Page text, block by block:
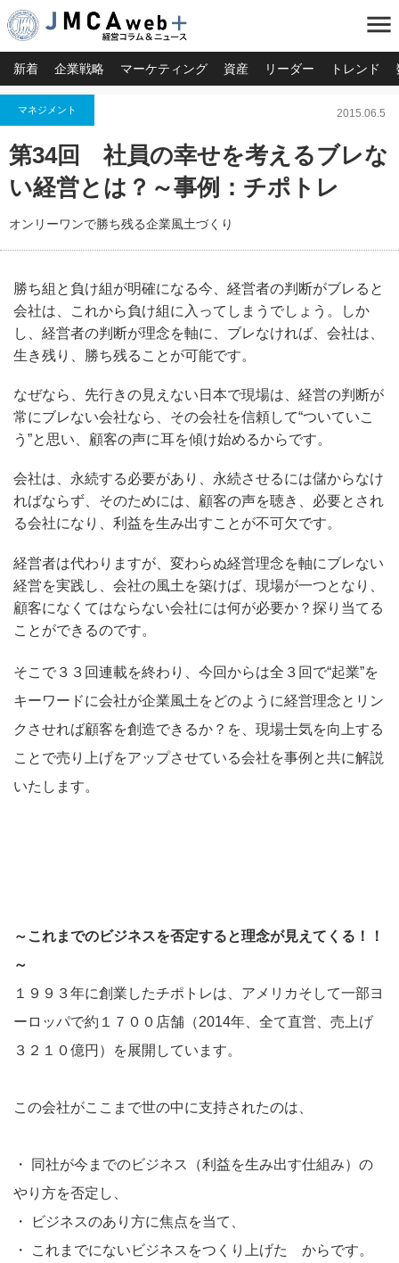
menu
新着 企業戦略 マーケティング 資産 リーダー トレンド
マネジメント 2015.06.5
第34回 社員の幸せを考えるブレな
い経営とは？～事例：チポトレ
オンリーワンで勝ち残る企業風土づくり
勝ち組と負け組が明確になる今、経営者の判断がブレると
会社は、これから負け組に入ってしまうでしょう。しか
し、経営者の判断が理念を軸に、ブレなければ、会社は、
生き残り、勝ち残ることが可能です。
なぜなら、先行きの見えない日本で現場は、経営の判断が
常にブレない会社なら、その会社を信頼して“ついていこ
う”と思い、顧客の声に耳を傾け始めるからです。
会社は、永続する必要があり、永続させるには儲からなけ
ればならず、そのためには、顧客の声を聴き、必要とされ
る会社になり、利益を生み出すことが不可欠です。
経営者は代わりますが、変わらぬ経営理念を軸にブレない
経営を実践し、会社の風土を築けば、現場が一つとなり、
顧客になくてはならない会社には何が必要か？探り当てる
ことができるのです。
そこで３３回連載を終わり、今回からは全３回で“起業”を
キーワードに会社が企業風土をどのように経営理念とリン
クさせれば顧客を創造できるか？を、現場士気を向上する
ことで売り上げをアップさせている会社を事例と共に解説
いたします。
～これまでのビジネスを否定すると理念が見えてくる！！
～
１９９３年に創業したチポトレは、アメリカそして一部ヨ
ーロッパで約１７００店舗（2014年、全て直営、売上げ
３２１０億円）を展開しています。
この会社がここまで世の中に支持されたのは、
・
同社が今までのビジネス（利益を生み出す仕組み）の
やり方を否定し、
・
ビジネスのあり方に焦点を当て、
・
これまでにないビジネスをつくり上げた からです。